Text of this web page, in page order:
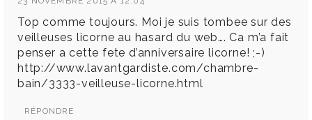
Top comme toujours. Moi je suis tombee sur des
veilleuses licorne au hasard du web…. Ca m’a fait
penser a cette fete d’anniversaire licorne! ;-)
http://www.lavantgardiste.com/chambre-
bain/3333-veilleuse-licorne.html
RÉPONDRE